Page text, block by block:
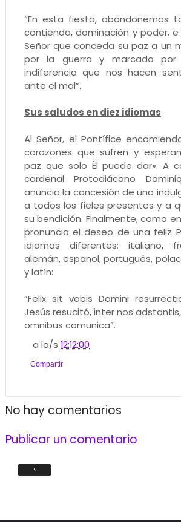
“En esta fiesta, abandonemos
contienda, dominación y poder,
Señor que conceda su paz a un
por la guerra y marcado
indiferencia que nos hacen
ante el mal”.
Sus saludos en diez idiomas
Al Señor, el Pontífice
corazones que sufren y
paz que solo Él puede dar». A
cardenal Protodiácono
anuncia la concesión de una
a todos los fieles presentes y a
su bendición. Finalmente, como
pronuncia el deseo de una feliz
idiomas diferentes: italiano,
alemán, español, portugués,
y latín:
“Felix sit vobis Domini
Jesús resucitó, inter nos
omnibus comunica”.
a la/s12:12:00
Compartir
No hay comentarios
Publicar un comentario
‹